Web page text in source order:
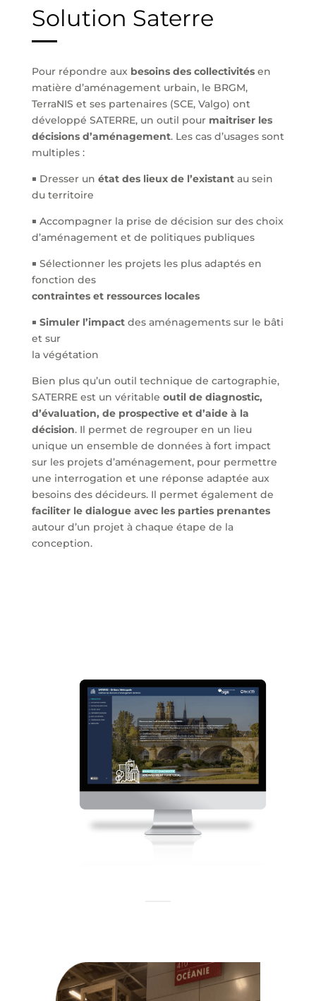
Solution Saterre
Pour répondre aux besoins des collectivitésen
matière d’aménagement urbain, le BRGM,
TerraNIS et ses partenaires (SCE, Valgo) ont
développé SATERRE, un outil pour maitriser les
décisions d’aménagement. Les cas d’usages sont
multiples :
￭ Dresser un état des lieux de l’existantau sein
du territoire
￭ Accompagner la prise de décision sur des choix
d’aménagement et de politiques publiques
￭ Sélectionner les projets les plus adaptés en
fonction des
contraintes et ressources locales
￭ Simuler l’impactdes aménagements sur le bâti
et sur
la végétation
Bien plus qu’un outil technique de cartographie,
SATERRE est un véritable outil de diagnostic,
d’évaluation, de prospective et d’aide à la
décision. Il permet de regrouper en un lieu
unique un ensemble de données à fort impact
sur les projets d’aménagement, pour permettre
une interrogation et une réponse adaptée aux
besoins des décideurs. Il permet également de
faciliter le dialogue avec les parties prenantes
autour d’un projet à chaque étape de la
conception.